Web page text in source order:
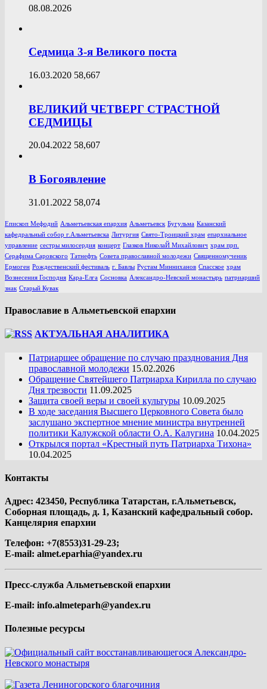
08.08.2026
Седмица 3-я Великого поста
16.03.2020 58,667
ВЕЛИКИЙ ЧЕТВЕРГ СТРАСТНОЙ
СЕДМИЦЫ
20.04.2022 58,607
В Богоявление
31.01.2022 58,074
Епископ Мефодий Альметьевская епархия Альметьевск Бугульма Казанский
кафедральный собор г.Альметьевска Литургия Свято-Троицкий храм епархиальное
управление сестры милосердия концерт Глазков НиколаЙ Михайлович храм прп.
Серафима Саровского Татнефть Совета православной молодежи Священномученик
Ермоген Рождественский фестиваль г. Бавлы Рустам Минниханов Спасское храм
Вознесения Господня Кара-Елга Сосновка Александро-Невский монастырь патриарший
знак Старый Кувак
Православие в Альметьевской епархии
АКТУАЛЬНАЯ АНАЛИТИКА
Патриаршее обращение по случаю празднования Дня
православной молодежи 15.02.2026
Обращение Святейшего Патриарха Кирилла по случаю
Дня трезвости 11.09.2025
Защита своей веры и своей культуры 10.09.2025
В ходе заседания Высшего Церковного Совета было
заслушано экспертное мнение министра внутренней
политики Калужской области О.А. Калугина 10.04.2025
Открылся портал «Крестный путь Патриарха Тихона»
10.04.2025
Контакты
Адрес: 423450, Республика Татарстан, г.Альметьевск,
Соборная площадь, д. 1, Казанский кафедральный собор.
Канцелярия епархии
Телефон: +7(8553)31-29-23;
E-mail: almet.eparhia@yandex.ru
Пресс-служба Альметьевской епархии
E-mail: info.almeteparh@yandex.ru
Полезные ресурсы